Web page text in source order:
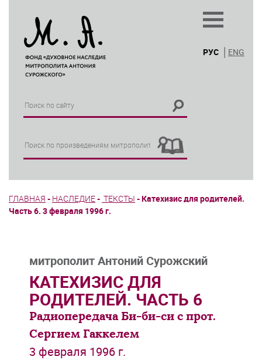
РУС ENG
ГЛАВНАЯ - НАСЛЕДИЕ- ТЕКСТЫ -Катехизис для родителей.
Часть 6. 3 февраля 1996 г.
митрополит Антоний Сурожский
КАТЕХИЗИС ДЛЯ
РОДИТЕЛЕЙ. ЧАСТЬ 6
Радиопередача Би-би-си с прот.
Сергием Гаккелем
3 февраля 1996 г.